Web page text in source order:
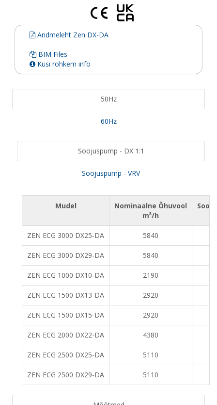
Andmeleht Zen DX-DA
BIM Files
Küsi rohkem info
50Hz
60Hz
Soojuspump - DX 1:1
Soojuspump - VRV
Mudel
Nominaalne Õhuvool
m³/h
ZEN ECG 3000 DX25-DA 5840
ZEN ECG 3000 DX29-DA 5840
ZEN ECG 1000 DX10-DA 2190
ZEN ECG 1500 DX13-DA 2920
ZEN ECG 1500 DX15-DA 2920
ZEN ECG 2000 DX22-DA 4380
ZEN ECG 2500 DX25-DA 5110
ZEN ECG 2500 DX29-DA 5110